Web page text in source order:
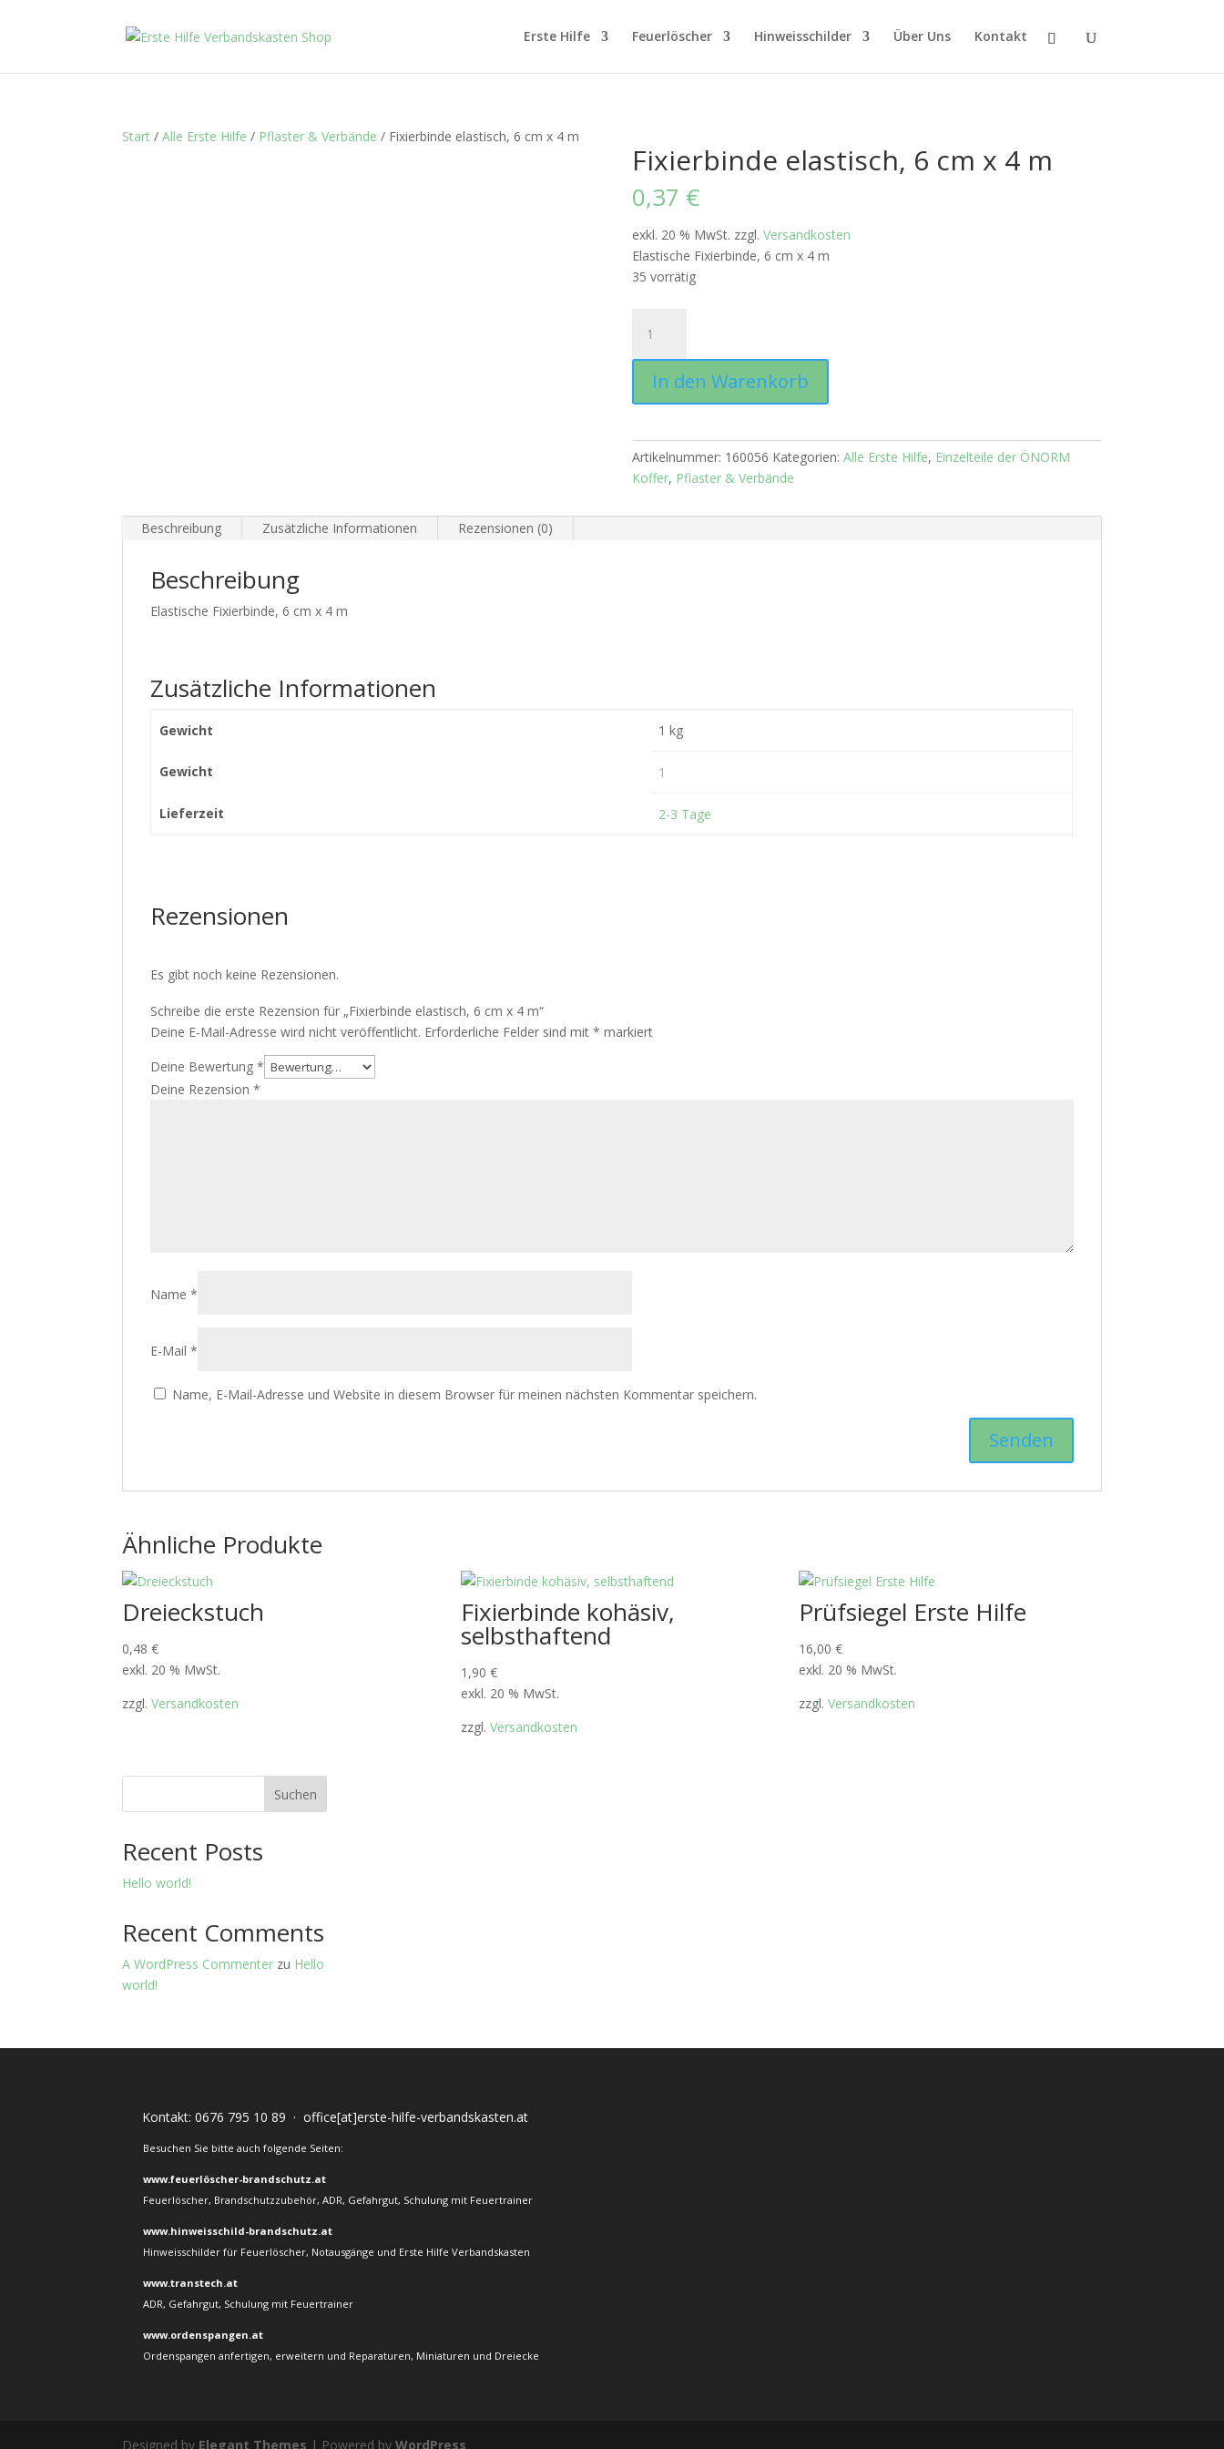
Erste Hilfe Feuerlöscher Hinweisschilder Über Uns Kontakt
Start /Alle Erste Hilfe / Pflaster & Verbände / Fixierbinde elastisch, 6 cm x 4 m
Fixierbinde elastisch, 6 cm x 4 m
0,37 €
exkl. 20 % MwSt. zzgl. Versandkosten
Elastische Fixierbinde, 6 cm x 4 m
35 vorrätig
elastisch,
6
x
m
Menge
In den Warenkorb
Artikelnummer: 160056 Kategorien: Alle Erste Hilfe, Einzelteile der ÖNORM
Koffer, Pflaster & Verbände
Beschreibung Zusätzliche Informationen Rezensionen (0)
Beschreibung
Elastische Fixierbinde, 6 cm x 4 m
Zusätzliche Informationen
Gewicht 1 kg
Gewicht 1
Lieferzeit 2-3 Tage
Rezensionen
Es gibt noch keine Rezensionen.
Schreibe die erste Rezension für „Fixierbinde elastisch, 6 cm x 4 m“
Deine E-Mail-Adresse wird nicht veröffentlicht. Erforderliche Felder sind mit* markiert
Deine Bewertung*
Deine Rezension*
Name*
E-Mail*
Name, E-Mail-Adresse und Website in diesem Browser für meinen nächsten Kommentar speichern.
Ähnliche Produkte
Dreieckstuch
0,48€
exkl. 20 % MwSt.
zzgl.Versandkosten
Fixierbinde kohäsiv,
selbsthaftend
1,90 €
exkl. 20 % MwSt.
zzgl. Versandkosten
Prüfsiegel Erste Hilfe
16,00€
exkl. 20 % MwSt.
zzgl.Versandkosten
Suchen
Recent Posts
Hello world!
Recent Comments
A WordPress Commenter zu Hello
world!
Kontakt:0676 795 10 89 ·office[at]erste-hilfe-verbandskasten.at
Besuchen Sie bitte auch folgende Seiten:
www.feuerlöscher-brandschutz.at
Feuerlöscher, Brandschutzzubehör, ADR, Gefahrgut, Schulung mit Feuertrainer
www.hinweisschild-brandschutz.at
Hinweisschilder für Feuerlöscher, Notausgänge und Erste Hilfe Verbandskasten
www.transtech.at
ADR, Gefahrgut, Schulung mit Feuertrainer
www.ordenspangen.at
Ordenspangen anfertigen, erweitern und Reparaturen, Miniaturen und Dreiecke
Designed by Elegant Themes | Powered byWordPress